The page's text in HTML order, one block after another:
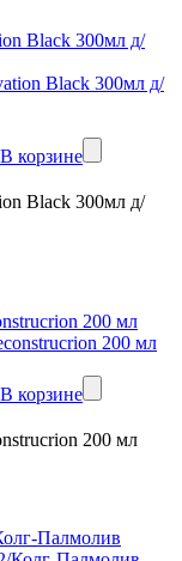
Black 300мл д/
В корзине
Black 300мл д/
200 мл
В корзине
200 мл
Палмолив